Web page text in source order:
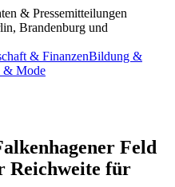
& Pressemitteilungen
Brandenburg und
& FinanzenBildung &
& Mode
Feld
Reichweite für